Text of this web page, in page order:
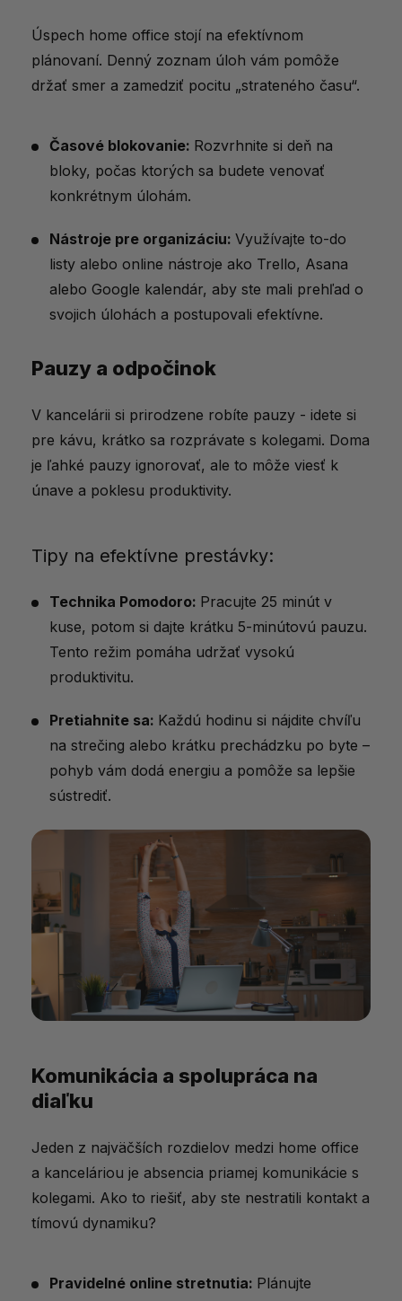
Úspech home office stojí na efektívnom
plánovaní. Denný zoznam úloh vám pomôže
držať smer a zamedziť pocitu „strateného času“.
Časové blokovanie: Rozvrhnite si deň na
bloky, počas ktorých sa budete venovať
konkrétnym úlohám.
Nástroje pre organizáciu: Využívajte to-do
listy alebo online nástroje ako Trello, Asana
alebo Google kalendár, aby ste mali prehľad o
svojich úlohách a postupovali efektívne.
Pauzy a odpočinok
V kancelárii si prirodzene robíte pauzy - idete si
pre kávu, krátko sa rozprávate s kolegami. Doma
je ľahké pauzy ignorovať, ale to môže viesť k
únave a poklesu produktivity.
Tipy na efektívne prestávky:
Technika Pomodoro: Pracujte 25 minút v
kuse, potom si dajte krátku 5-minútovú pauzu.
Tento režim pomáha udržať vysokú
produktivitu.
Pretiahnite sa: Každú hodinu si nájdite chvíľu
na strečing alebo krátku prechádzku po byte –
pohyb vám dodá energiu a pomôže sa lepšie
sústrediť.
Komunikácia a spolupráca na
diaľku
Jeden z najväčších rozdielov medzi home office
a kanceláriou je absencia priamej komunikácie s
kolegami. Ako to riešiť, aby ste nestratili kontakt a
tímovú dynamiku?
Pravidelné online stretnutia: Plánujte